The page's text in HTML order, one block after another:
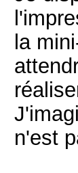
la
n'est